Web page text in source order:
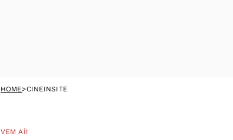
HOME>CINEINSITE
VEM AÍ!